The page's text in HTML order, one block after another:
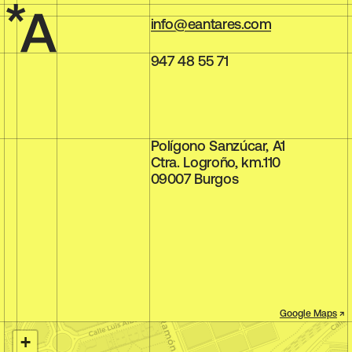
+
Polígono Sanzúcar, A1
Ctra. Logroño, km.110
09007 Burgos
Google Maps↗
info@eantares.com
947 48 55 71